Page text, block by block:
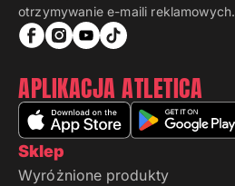
Sklep
Wyróżnione produkty
otrzymywanie e-maili reklamowych.
APLIKACJA ATLETICA